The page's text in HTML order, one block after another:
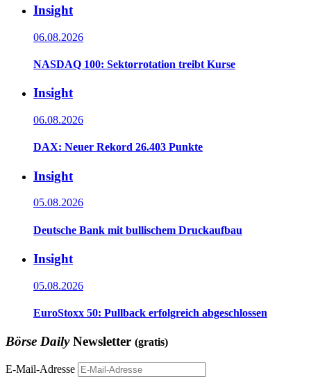
Insight
06.08.2026
NASDAQ 100: Sektorrotation treibt Kurse
Insight
06.08.2026
DAX: Neuer Rekord 26.403 Punkte
Insight
05.08.2026
Deutsche Bank mit bullischem Druckaufbau
Insight
05.08.2026
EuroStoxx 50: Pullback erfolgreich abgeschlossen
Börse DailyNewsletter (gratis)
E-Mail-Adresse